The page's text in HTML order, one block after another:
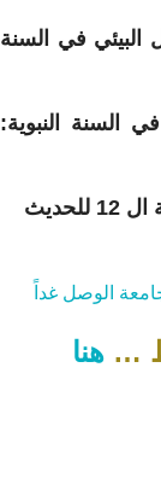
البيئي في السنة
السنة النبوية:
واقرأ في جريدة البيان: انطلاق الندوة الدولية ال 12 للحديث
… هنا